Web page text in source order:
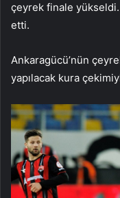
çeyrek finale
etti.
Ankaragücü’nün
yapılacak kura